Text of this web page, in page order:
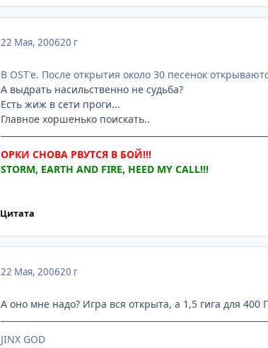
22 Мая, 200620 г
В OST'e. После открытия около 30 песенок
А выдрать насильственно не судьба?
Есть жиж в сети проги...
Главное хоршенько поискать..
ОРКИ СНОВА РВУТСЯ В БОЙ!!!
STORM, EARTH AND FIRE, HEED MY CALL!!!
Цитата
22 Мая, 200620 г
А оно мне надо? Игра вся открыта, а 1,5 гига для 400
JINX GOD